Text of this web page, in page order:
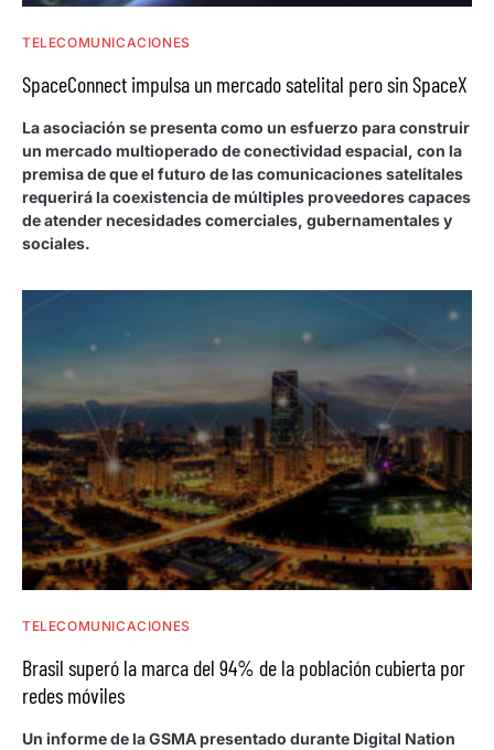
TELECOMUNICACIONES
SpaceConnect impulsa un mercado satelital pero sin SpaceX
La asociación se presenta como un esfuerzo para construir
un mercado multioperado de conectividad espacial, con la
premisa de que el futuro de las comunicaciones satelitales
requerirá la coexistencia de múltiples proveedores capaces
de atender necesidades comerciales, gubernamentales y
sociales.
TELECOMUNICACIONES
Brasil superó la marca del 94% de la población cubierta por
redes móviles
Un informe de la GSMA presentado durante Digital Nation